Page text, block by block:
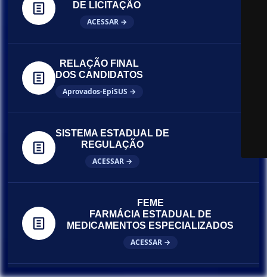
DE LICITAÇÃO
ACESSAR →
RELAÇÃO FINAL
DOS CANDIDATOS
Aprovados-EpiSUS →
SISTEMA ESTADUAL DE
REGULAÇÃO
ACESSAR →
FEME
FARMÁCIA ESTADUAL DE
MEDICAMENTOS ESPECIALIZADOS
ACESSAR →